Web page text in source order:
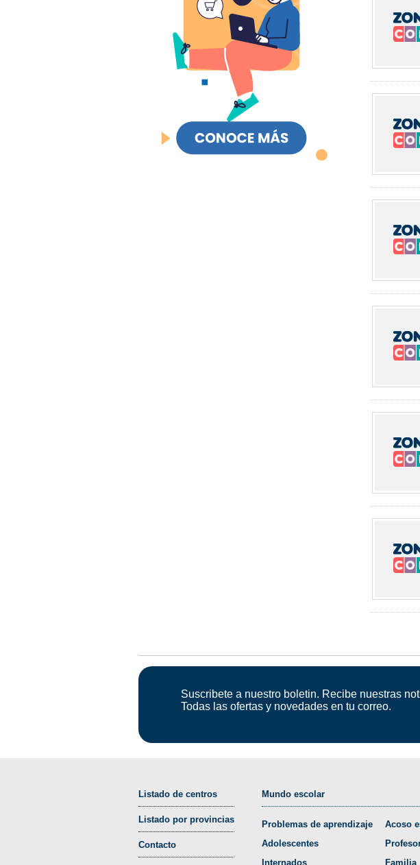
Suscribete a nuestro boletin. Recibe nuestras
Todas las ofertas y novedades en tu correo.
Listado de centros
Listado por provincias
Contacto
Mundo escolar
Problemas de aprendizaje
Adolescentes
Internados
Acoso
Familia